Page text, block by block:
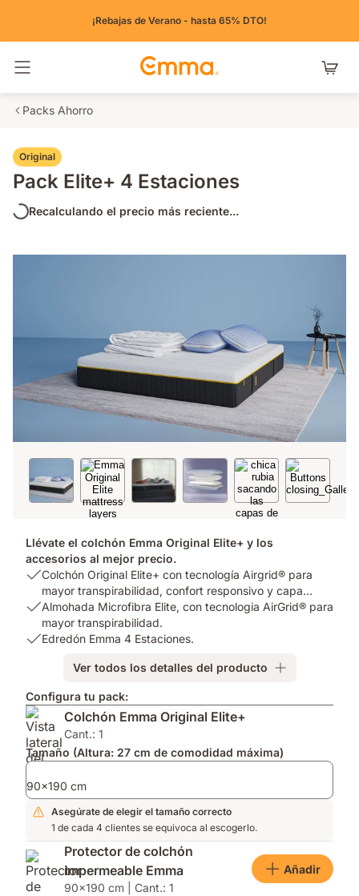
¡Rebajas de Verano - hasta 65% DTO!
Packs Ahorro
Original
Pack Elite+ 4 Estaciones
Recalculando el precio más reciente...
Llévate el colchón Emma Original Elite+ y los
accesorios al mejor precio.
USP
Colchón
Original
Elite+
tecnología
para
mayor
transpirabilidad,
confort
responsivo
y
capa
hipoalergénica¹.
Colchón Original Elite+ con tecnología Airgrid® para
mayor transpirabilidad, confort responsivo y capa
hipoalergénica1.
USP
Almohada
tecnologia
AirGrid®
para
mayor
transpirabilidad.
Almohada Microfibra Elite, con tecnologia AirGrid® para
mayor transpirabilidad.
USP
4
Estaciones.
Edredón Emma 4 Estaciones.
Ver todos los detalles del producto
Configura tu pack:
Colchón Emma Original Elite+
Cant.: 1
Tamaño (Altura: 27 cm de comodidad máxima)
90x190 cm
Asegúrate de elegir el tamaño correcto
1 de cada 4 clientes se equivoca al escogerlo.
Protector de colchón
impermeable Emma
90x190 cm | Cant.: 1
Añadir